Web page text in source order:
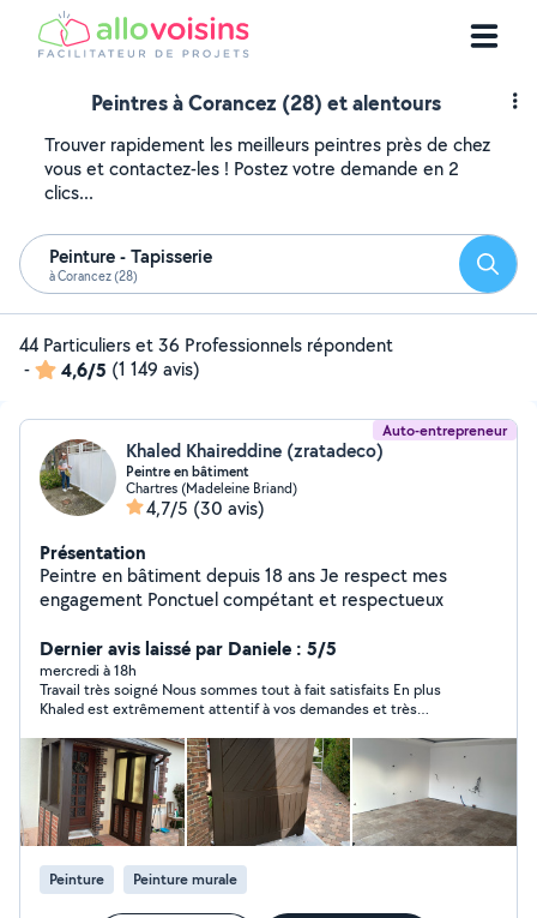
Peintres à Corancez (28) et alentours
Trouver rapidement les meilleurs peintres près de chez
vous et contactez-les ! Postez votre demande en 2
clics...
Peinture - Tapisserie
à Corancez (28)
44 Particuliers et 36 Professionnels répondent
-
4,6/5 (1 149 avis)
Auto-entrepreneur
Khaled Khaireddine (zratadeco)
Peintre en bâtiment
Chartres (Madeleine Briand)
4,7/5 (30 avis)
Présentation
Peintre en bâtiment depuis 18 ans Je respect mes
engagement Ponctuel compétant et respectueux
Dernier avis laissé par Daniele : 5/5
mercredi à 18h
Travail très soigné Nous sommes tout à fait satisfaits En plus
Khaled est extrêmement attentif à vos demandes et très
Peinture Peinture murale